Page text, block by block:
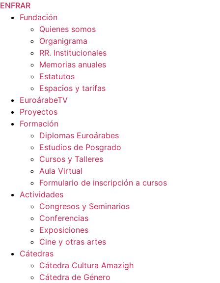
ENFRAR
Fundación
Quienes somos
Organigrama
RR. Institucionales
Memorias anuales
Estatutos
Espacios y tarifas
EuroárabeTV
Proyectos
Formación
Diplomas Euroárabes
Estudios de Posgrado
Cursos y Talleres
Aula Virtual
Formulario de inscripción a cursos
Actividades
Congresos y Seminarios
Conferencias
Exposiciones
Cine y otras artes
Cátedras
Cátedra Cultura Amazigh
Cátedra de Género